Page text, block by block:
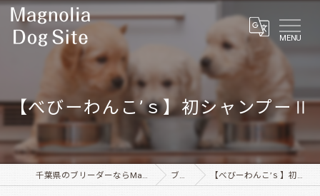
MENU
【べびーわんこ’ｓ】初シャンプーⅡ
千葉県のブリーダーならMagnolia Dog Site ブログ 【べびーわんこ’ｓ】初シャンプーⅡ